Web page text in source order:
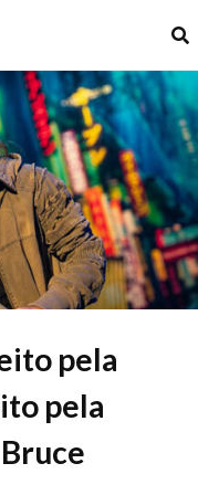
pela
pela